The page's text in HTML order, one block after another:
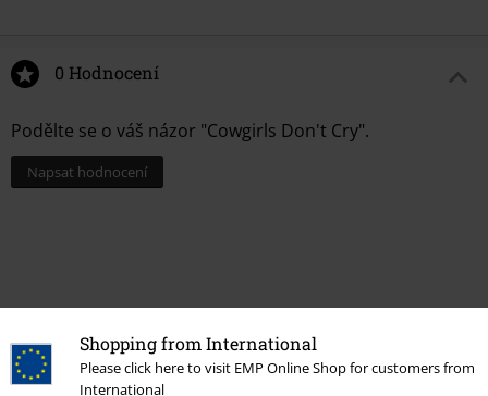
Shopping from International
Please click here to visit EMP Online Shop for customers from
International
0 Hodnocení
Podělte se o váš názor "Cowgirls Don't Cry".
Napsat hodnocení